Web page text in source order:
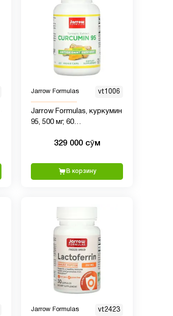
Jarrow Formulas vt1006
Jarrow Formulas, куркумин
95, 500 мг, 60
329 000 сӯм
В корзину
Jarrow Formulas vt2423